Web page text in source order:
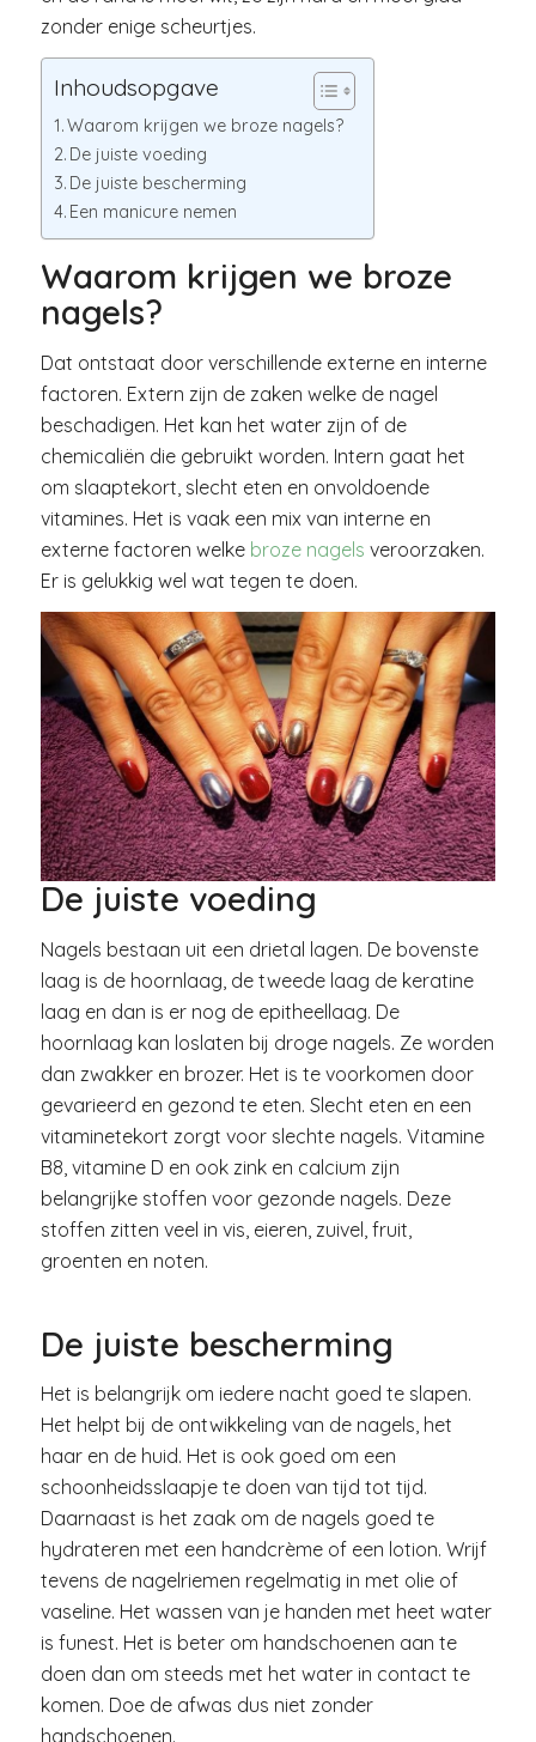
zonder enige scheurtjes.
Inhoudsopgave
Waarom krijgen we broze nagels?
De juiste voeding
De juiste bescherming
Een manicure nemen
Waarom krijgen we broze
nagels?
Dat ontstaat door verschillende externe en interne
factoren. Extern zijn de zaken welke de nagel
beschadigen. Het kan het water zijn of de
chemicaliën die gebruikt worden. Intern gaat het
om slaaptekort, slecht eten en onvoldoende
vitamines. Het is vaak een mix van interne en
externe factoren welke broze nagels veroorzaken.
Er is gelukkig wel wat tegen te doen.
De juiste voeding
Nagels bestaan uit een drietal lagen. De bovenste
laag is de hoornlaag, de tweede laag de keratine
laag en dan is er nog de epitheellaag. De
hoornlaag kan loslaten bij droge nagels. Ze worden
dan zwakker en brozer. Het is te voorkomen door
gevarieerd en gezond te eten. Slecht eten en een
vitaminetekort zorgt voor slechte nagels. Vitamine
B8, vitamine D en ook zink en calcium zijn
belangrijke stoffen voor gezonde nagels. Deze
stoffen zitten veel in vis, eieren, zuivel, fruit,
groenten en noten.
De juiste bescherming
Het is belangrijk om iedere nacht goed te slapen.
Het helpt bij de ontwikkeling van de nagels, het
haar en de huid. Het is ook goed om een
schoonheidsslaapje te doen van tijd tot tijd.
Daarnaast is het zaak om de nagels goed te
hydrateren met een handcrème of een lotion. Wrijf
tevens de nagelriemen regelmatig in met olie of
vaseline. Het wassen van je handen met heet water
is funest. Het is beter om handschoenen aan te
doen dan om steeds met het water in contact te
komen. Doe de afwas dus niet zonder
handschoenen.